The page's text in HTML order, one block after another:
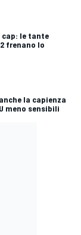
cap: le tante
frenano lo
la capienza
meno sensibili